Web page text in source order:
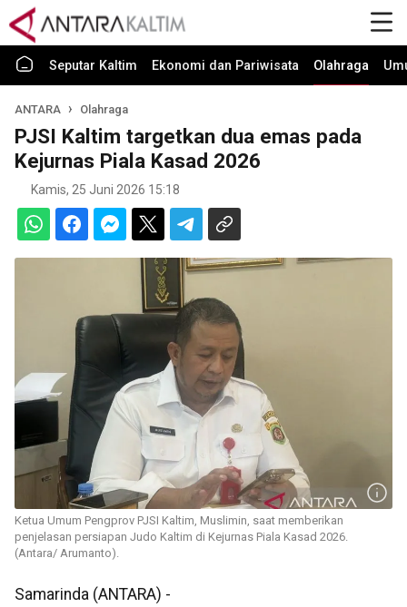
Seputar Kaltim Ekonomi dan Pariwisata Olahraga
ANTARA Olahraga
PJSI Kaltim targetkan dua emas pada
Kejurnas Piala Kasad 2026
Kamis, 25 Juni 2026 15:18
Ketua Umum Pengprov PJSI Kaltim, Muslimin, saat memberikan
penjelasan persiapan Judo Kaltim di Kejurnas Piala Kasad 2026.
(Antara/ Arumanto).
Samarinda (ANTARA) -